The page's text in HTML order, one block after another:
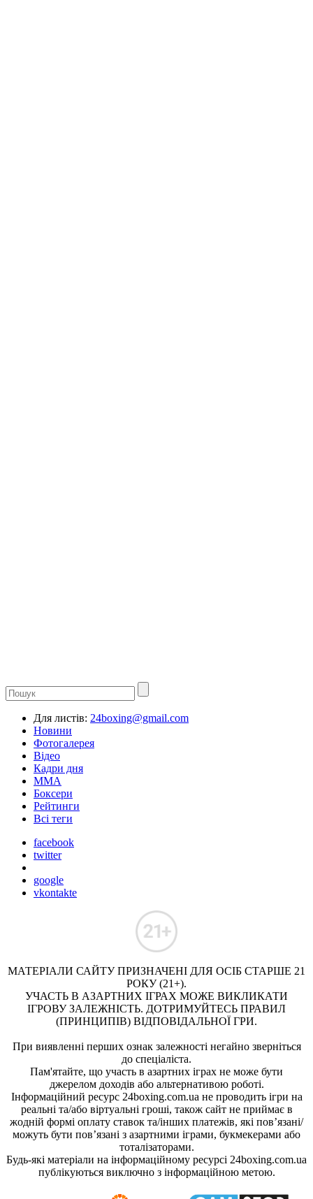
Для листів: 24boxing@gmail.com
Новини
Фотогалерея
Відео
Кадри дня
ММА
Боксери
Рейтинги
Всі теги
facebook
twitter
google
vkontakte
МАТЕРІАЛИ САЙТУ ПРИЗНАЧЕНІ ДЛЯ ОСІБ СТАРШЕ 21
РОКУ (21+).
УЧАСТЬ В АЗАРТНИХ ІГРАХ МОЖЕ ВИКЛИКАТИ
ІГРОВУ ЗАЛЕЖНІСТЬ. ДОТРИМУЙТЕСЬ ПРАВИЛ
(ПРИНЦИПІВ) ВІДПОВІДАЛЬНОЇ ГРИ.
При виявленні перших ознак залежності негайно зверніться
до спеціаліста.
Пам'ятайте, що участь в азартних іграх не може бути
джерелом доходів або альтернативою роботі.
Інформаційний ресурс 24boxing.com.ua не проводить ігри на
реальні та/або віртуальні гроші, також сайт не приймає в
жодній формі оплату ставок та/інших платежів, які пов’язані/
можуть бути пов’язані з азартними іграми, букмекерами або
тоталізаторами.
Будь-які матеріали на інформаційному ресурсі 24boxing.com.ua
публікуються виключно з інформаційною метою.